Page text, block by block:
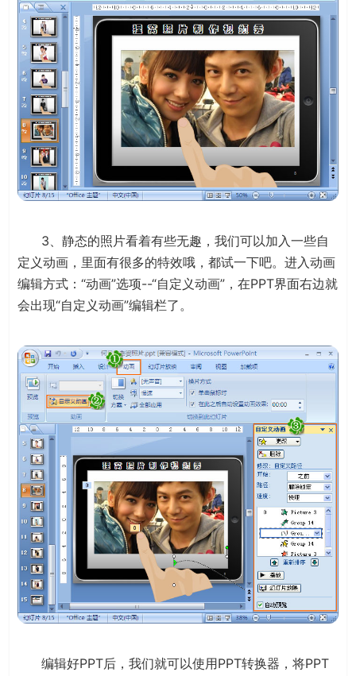
3、静态的照片看着有些无趣，我们可以加入一些自
定义动画，里面有很多的特效哦，都试一下吧。进入动画
编辑方式：“动画”选项--“自定义动画”，在PPT界面右边就
会出现“自定义动画”编辑栏了。
编辑好PPT后，我们就可以使用PPT转换器，将PPT